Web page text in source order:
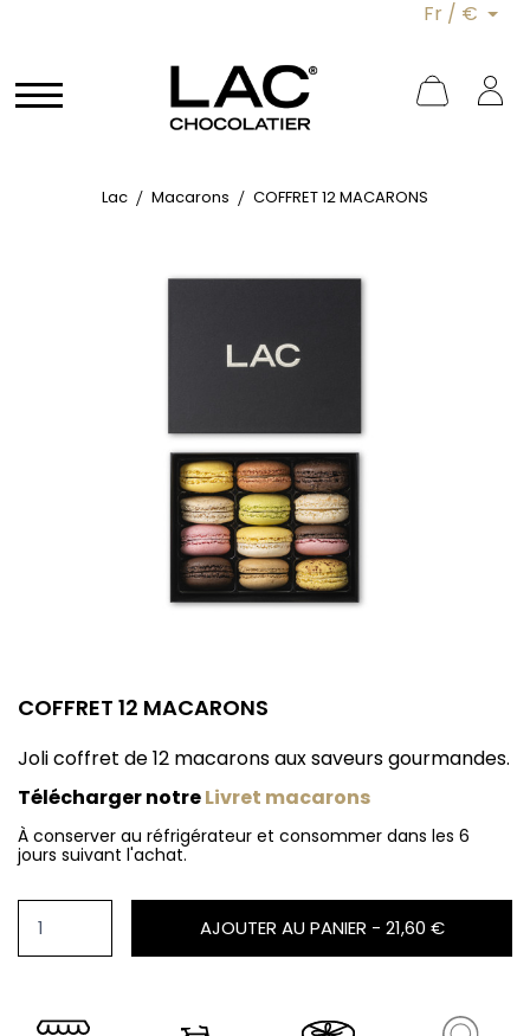
Fr / €
Lac Macarons COFFRET 12 MACARONS
COFFRET 12 MACARONS
Joli coffret de 12 macarons aux saveurs gourmandes.
Télécharger notreLivret macarons
À conserver au réfrigérateur et consommer dans les 6
jours suivant l'achat.
AJOUTER AU PANIER - 21,60 €